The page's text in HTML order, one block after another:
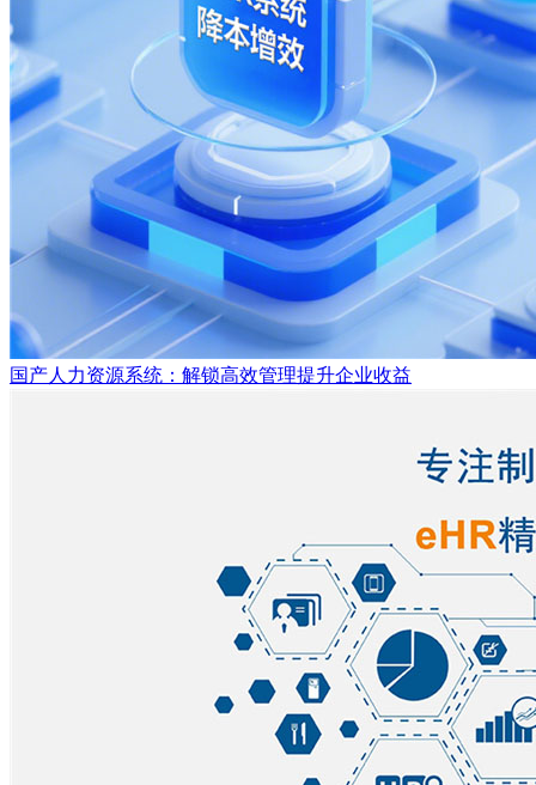
国产人力资源系统：解锁高效管理提升企业收益